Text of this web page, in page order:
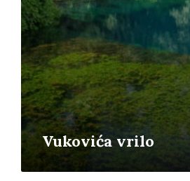
Vukovića vrilo